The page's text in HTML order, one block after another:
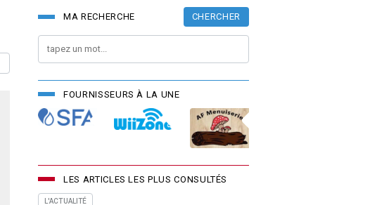
MA RECHERCHE CHERCHER
FOURNISSEURS À LA UNE
LES ARTICLES LES PLUS CONSULTÉS
L'ACTUALITÉ